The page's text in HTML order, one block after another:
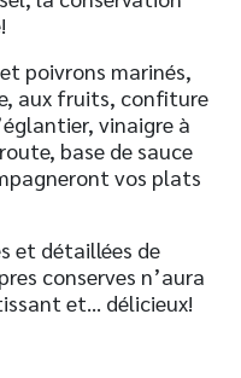
poivrons marinés,
aux fruits, confiture
vinaigre à
base de sauce
vos plats
et détaillées de
conserves n’aura
et… délicieux!